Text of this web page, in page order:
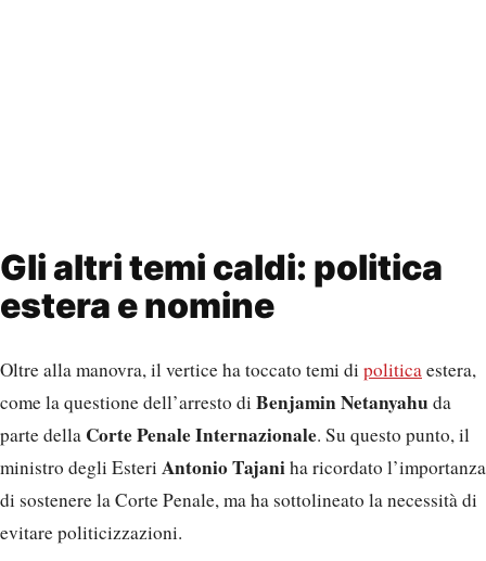
Gli altri temi caldi: politica
estera e nomine
Oltre alla manovra, il vertice ha toccato temi di politica estera,
come la questione dell’arresto di Benjamin Netanyahuda
parte della Corte Penale Internazionale. Su questo punto, il
ministro degli Esteri Antonio Tajaniha ricordato l’importanza
di sostenere la Corte Penale, ma ha sottolineato la necessità di
evitare politicizzazioni.